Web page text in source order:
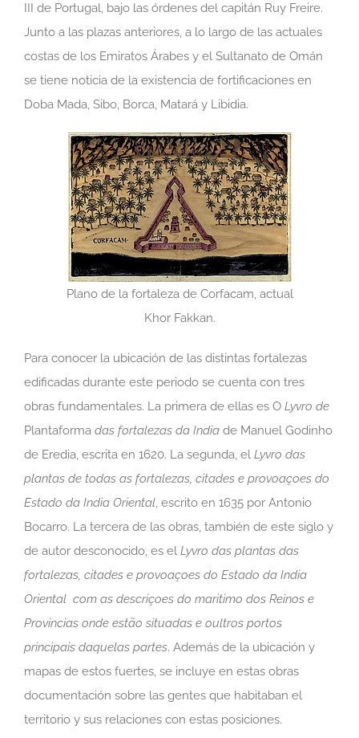
III de Portugal, bajo las órdenes del capitán Ruy Freire.
Junto a las plazas anteriores, a lo largo de las actuales
costas de los Emiratos Árabes y el Sultanato de Omán
se tiene noticia de la existencia de fortificaciones en
Doba Mada, Sibo, Borca, Matará y Libidia.
Plano de la fortaleza de Corfacam, actual
Khor Fakkan.
Para conocer la ubicación de las distintas fortalezas
edificadas durante este periodo se cuenta con tres
obras fundamentales. La primera de ellas es O Lyvro de
Plantaforma das fortalezas da India de Manuel Godinho
de Eredia, escrita en 1620. La segunda, el Lyvro das
plantas de todas as fortalezas, citades e provoaçoes do
Estado da India Oriental, escrito en 1635 por Antonio
Bocarro. La tercera de las obras, también de este siglo y
de autor desconocido, es el Lyvro das plantas das
fortalezas, citades e provoaçoes do Estado da India
Oriental com as descriçoes do maritimo dos Reinos e
Provincias onde estão situadas e oultros portos
principais daquelas partes. Además de la ubicación y
mapas de estos fuertes, se incluye en estas obras
documentación sobre las gentes que habitaban el
territorio y sus relaciones con estas posiciones.